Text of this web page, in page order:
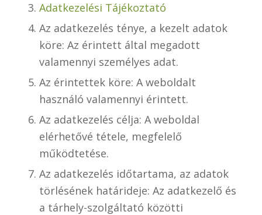
Adatkezelési Tájékoztató
Az adatkezelés ténye, a kezelt adatok
köre: Az érintett által megadott
valamennyi személyes adat.
Az érintettek köre: A weboldalt
használó valamennyi érintett.
Az adatkezelés célja: A weboldal
elérhetővé tétele, megfelelő
működtetése.
Az adatkezelés időtartama, az adatok
törlésének határideje: Az adatkezelő és
a tárhely-szolgáltató közötti